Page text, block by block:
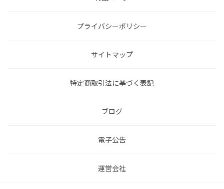
プライバシーポリシー
サイトマップ
特定商取引法に基づく表記
ブログ
電子公告
運営会社